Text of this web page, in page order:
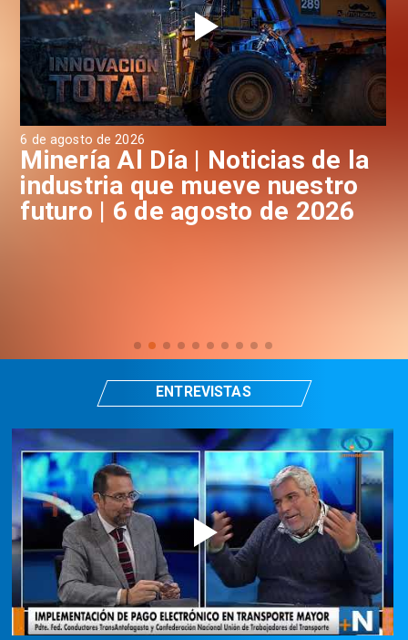
6 de agosto de 2026
Minería Al Día | Noticias de la
industria que mueve nuestro
futuro | 6 de agosto de 2026
ENTREVISTAS